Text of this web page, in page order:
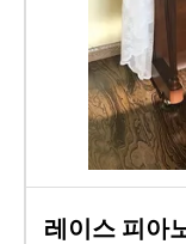
레이스 피아